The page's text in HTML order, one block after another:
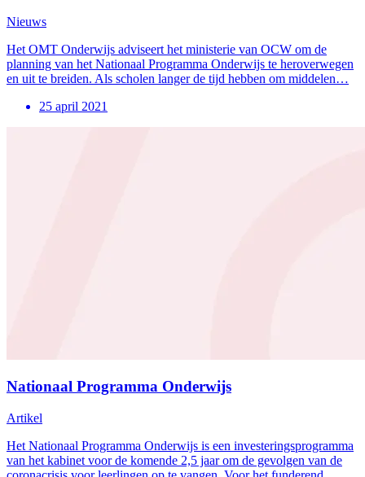
Nieuws
Het OMT Onderwijs adviseert het ministerie van OCW om de
planning van het Nationaal Programma Onderwijs te heroverwegen
en uit te breiden. Als scholen langer de tijd hebben om middelen…
25 april 2021
Nationaal Programma Onderwijs
Artikel
Het Nationaal Programma Onderwijs is een investeringsprogramma
van het kabinet voor de komende 2,5 jaar om de gevolgen van de